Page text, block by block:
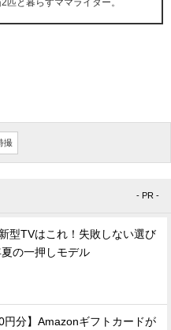
匹と暮らすママライター。
撮
- PR -
型TVはこれ！失敗しない選び
の一押しモデル
円分】Amazonギフトカードが